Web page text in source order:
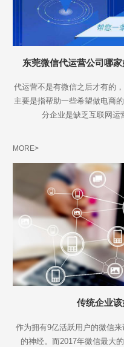
东莞微信代运营公司哪
代运营不是有微信之后才有的
主要是指帮助一些希望做电商
分企业是缺乏互联网运
MORE>
传统企业
作为拥有9亿活跃用户的微信
的神经。而2017年微信最大
Are
不怕就请留下您的需求及联